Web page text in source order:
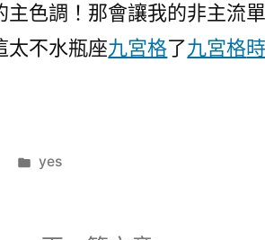
色調！那會讓我的非主流
太不水瓶座九宮格了九宮格
分
yes